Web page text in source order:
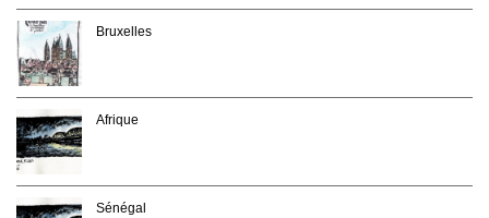
Bruxelles
Afrique
Sénégal